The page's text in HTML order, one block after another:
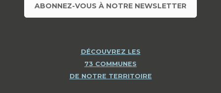
ABONNEZ-VOUS À NOTRE NEWSLETTER
DÉCOUVREZ LES
73 COMMUNES
DE NOTRE TERRITOIRE